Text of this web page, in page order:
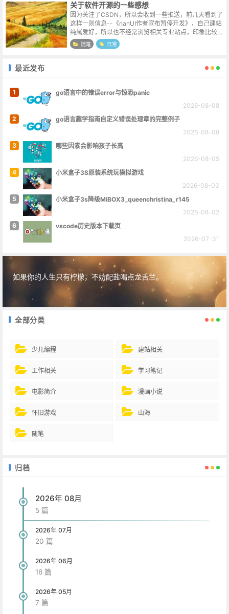
关于软件开源的一些感想
因为关注了CSDN，所以会收到一些推送，前几天看到了
这样一则信息--《nanUI作者宣布暂停开发》，自己建站
纯属爱好，所以也不经常浏览相关专业站点，印象比较深
刻的另一条新闻，是很早以前修罗论坛作者的再见通告。
对这两个软件本身没有使用的...
随笔 日常
最近发布
1
go语言中的错误error与惊恐panic
2026-08-08
2
go语言趣学指南自定义错误处理章的完整例子
2026-08-08
3
哪些因素会影响孩子长高
2026-08-05
4
小米盒子3S原装系统玩模拟游戏
2026-08-03
5
小米盒子3s降级MiBOX3_queenchristina_r145
2026-08-02
6
vscode历史版本下载页
2026-07-31
如果你的人生只有柠檬，不妨配盐喝点龙舌兰。
全部分类
少儿编程 建站相关
工作相关 学习笔记
电影简介 漫画小说
怀旧游戏 山海
随笔
归档
2026年 08月
5 篇
2026年 07月
20 篇
2026年 06月
16 篇
2026年 05月
7 篇